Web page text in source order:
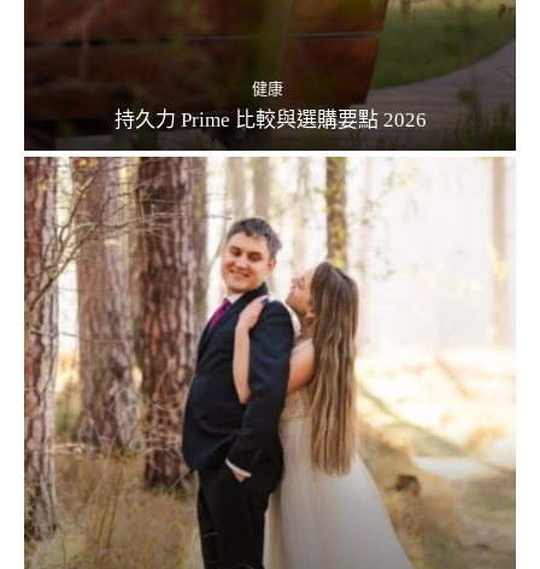
健康
持久力 Prime 比較與選購要點 2026